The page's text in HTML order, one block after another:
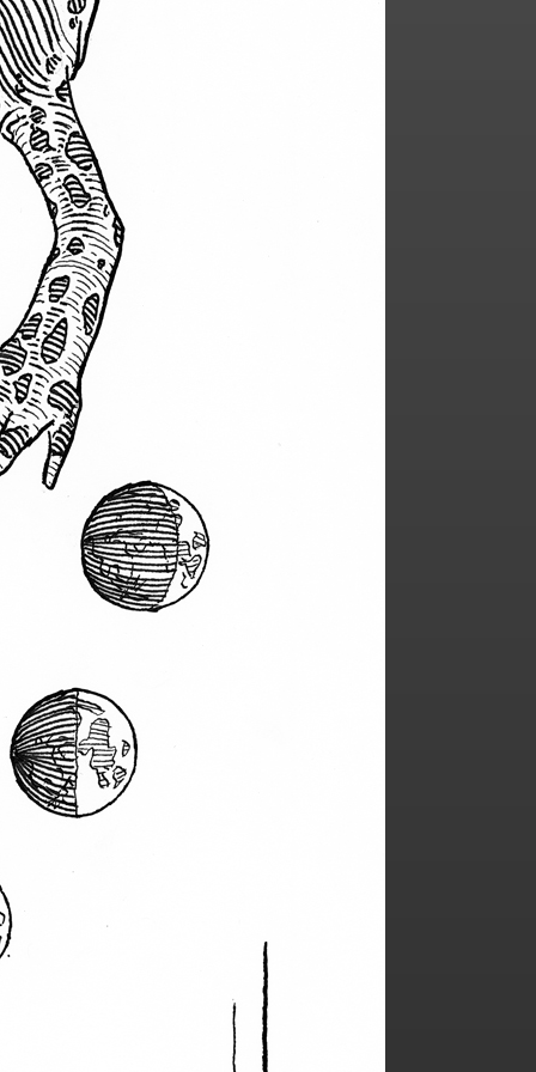
The Hipcats Sextet
Scène Sylvestre
Gravures sur Cuivre
Éveil
Se regarder dans le plan des yeux
Tangente terrestre
La lumière de Champagne sur
Seine
Casse de collection
Gravures
Troll des Grottes
Foetus Draconis
Arras de Pique